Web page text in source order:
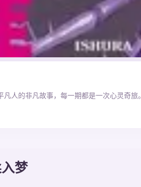
人的非凡故事，每一期都是一次心灵奇旅。
梦